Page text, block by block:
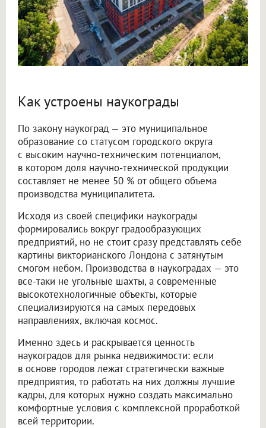
Как устроены наукограды
По закону наукоград — это муниципальное
образование со статусом городского округа
с высоким научно-техническим потенциалом,
в котором доля научно-технической продукции
составляет не менее 50 % от общего объема
производства муниципалитета.
Исходя из своей специфики наукограды
формировались вокруг градообразующих
предприятий, но не стоит сразу представлять себе
картины викторианского Лондона с затянутым
смогом небом. Производства в наукоградах — это
все-таки не угольные шахты, а современные
высокотехнологичные объекты, которые
специализируются на самых передовых
направлениях, включая космос.
Именно здесь и раскрывается ценность
наукоградов для рынка недвижимости: если
в основе городов лежат стратегически важные
предприятия, то работать на них должны лучшие
кадры, для которых нужно создать максимально
комфортные условия с комплексной проработкой
всей территории.